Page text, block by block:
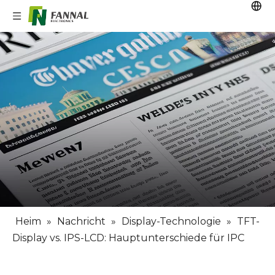
Heim » Nachricht » Display-Technologie » TFT-
Display vs. IPS-LCD: Hauptunterschiede für IPC